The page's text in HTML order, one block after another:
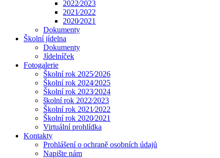
2022⁄2023
2021⁄2022
2020⁄2021
Dokumenty
Školní jídelna
Dokumenty
Jídelníček
Fotogalerie
Školní rok 2025⁄2026
Školní rok 2024⁄2025
Školní rok 2023⁄2024
školní rok 2022⁄2023
Školní rok 2021⁄2022
Školní rok 2020⁄2021
Virtuální prohlídka
Kontakty
Prohlášení o ochraně osobních údajů
Napište nám